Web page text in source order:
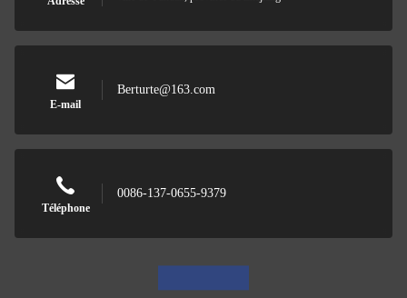
E-mail
Berturte@163.com
Téléphone
0086-137-0655-9379